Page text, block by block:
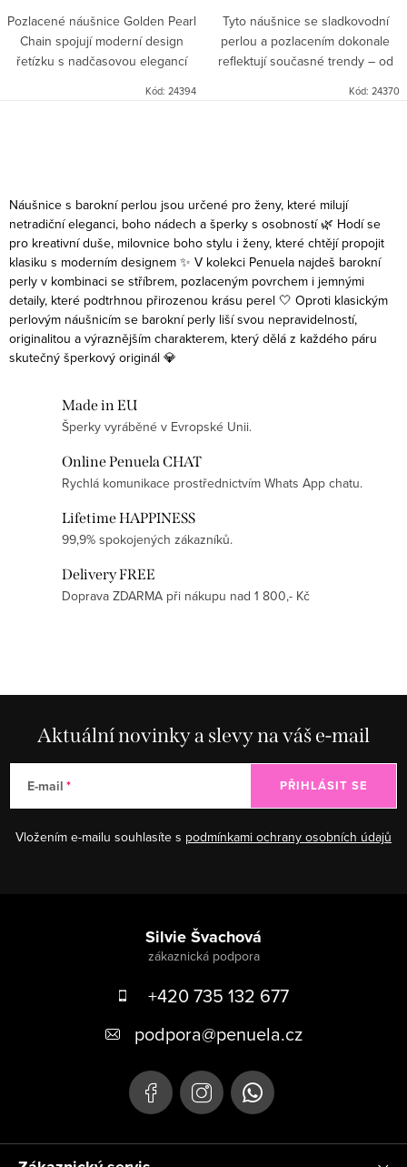
Pozlacené náušnice Golden Pearl
Chain spojují moderní design
řetízku s nadčasovou elegancí
Kód: 24394
Tyto náušnice se sladkovodní
perlou a pozlacením dokonale
reflektují současné trendy – od
Kód: 24370
Náušnice s barokní perlou jsou určené pro ženy, které milují
netradiční eleganci, boho nádech a šperky s osobností 🌿 Hodí se
pro kreativní duše, milovnice boho stylu i ženy, které chtějí propojit
klasiku s moderním designem ✨ V kolekci Penuela najdeš barokní
perly v kombinaci se stříbrem, pozlaceným povrchem i jemnými
detaily, které podtrhnou přirozenou krásu perel 🤍 Oproti klasickým
perlovým náušnicím se barokní perly liší svou nepravidelností,
originalitou a výraznějším charakterem, který dělá z každého páru
skutečný šperkový originál 💎
Made in EU
Šperky vyráběné v Evropské Unii.
Online Penuela CHAT
Rychlá komunikace prostřednictvím Whats App chatu.
Lifetime HAPPINESS
99,9% spokojených zákazníků.
Delivery FREE
Doprava ZDARMA při nákupu nad 1 800,- Kč
Aktuální novinky a slevy na váš e-mail
E-mail
Vložením e-mailu souhlasíte s podmínkami ochrany osobních údajů
PŘIHLÁSIT SE
Silvie Švachová
+420 735 132 677
podpora@penuela.cz